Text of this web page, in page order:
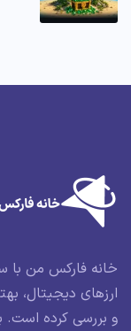
فارکس من با سابقه
دیجیتال،
کرده است. برخی